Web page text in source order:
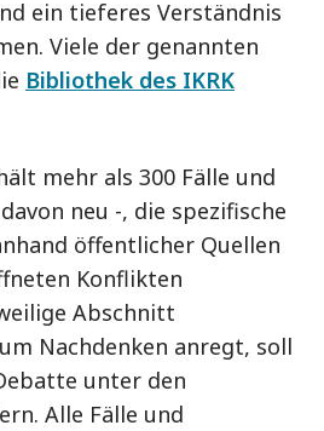
ein tieferes Verständnis
Viele der genannten
Bibliothek des IKRK
mehr als 300 Fälle und
neu -, die spezifische
öffentlicher Quellen
Konflikten
Abschnitt
Nachdenken anregt, soll
unter den
Alle Fälle und